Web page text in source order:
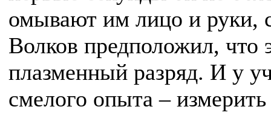
омывают им лицо и руки,
Волков предположил, что
плазменный разряд. И у
смелого опыта –